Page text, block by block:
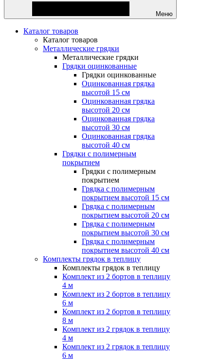
Меню
Каталог товаров
Каталог товаров
Металлические грядки
Металлические грядки
Грядки оцинкованные
Грядки оцинкованные
Оцинкованная грядка
высотой 15 см
Оцинкованная грядка
высотой 20 см
Оцинкованная грядка
высотой 30 см
Оцинкованная грядка
высотой 40 см
Грядки с полимерным
покрытием
Грядки с полимерным
покрытием
Грядка с полимерным
покрытием высотой 15 см
Грядка с полимерным
покрытием высотой 20 см
Грядка с полимерным
покрытием высотой 30 см
Грядка с полимерным
покрытием высотой 40 см
Комплекты грядок в теплицу
Комплекты грядок в теплицу
Комплект из 2 бортов в теплицу
4 м
Комплект из 2 бортов в теплицу
6 м
Комплект из 2 бортов в теплицу
8 м
Комплект из 2 грядок в теплицу
4 м
Комплект из 2 грядок в теплицу
6 м